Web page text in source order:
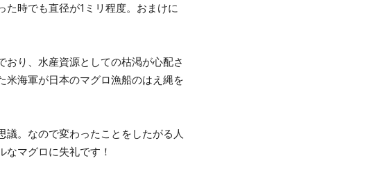
時でも直径が1ミリ程度。おまけに
り、水産資源としての枯渇が心配さ
米海軍が日本のマグロ漁船のはえ縄を
。なので変わったことをしたがる人
マグロに失礼です！